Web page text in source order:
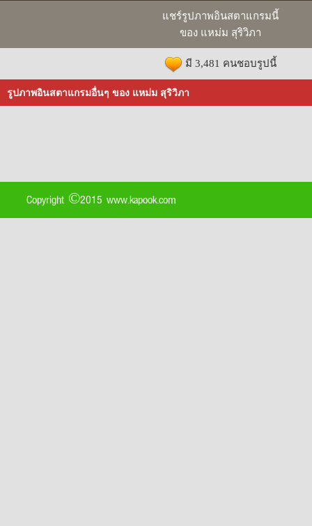
แชร์รูปภาพอินสตาแกรมนี้
ของ แหม่ม สุริวิภา
มี 3,481 คนชอบรูปนี้
รูปภาพอินสตาแกรมอื่นๆ ของ แหม่ม สุริวิภา
Copyright ©2015 www.kapook.com